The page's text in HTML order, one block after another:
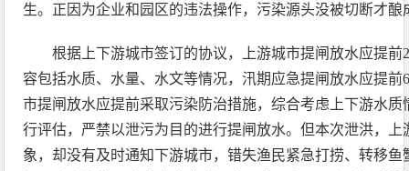
生。正因为企业和园区的违法操作，污染源头没被切断才酿
根据上下游城市签订的协议，上游城市提闸放水应提前
容包括水质、水量、水文等情况，汛期应急提闸放水应提
市提闸放水应提前采取污染防治措施，综合考虑上下游水
行评估，严禁以泄污为目的进行提闸放水。但本次泄洪，
象，却没有及时通知下游城市，错失渔民紧急打捞、转移